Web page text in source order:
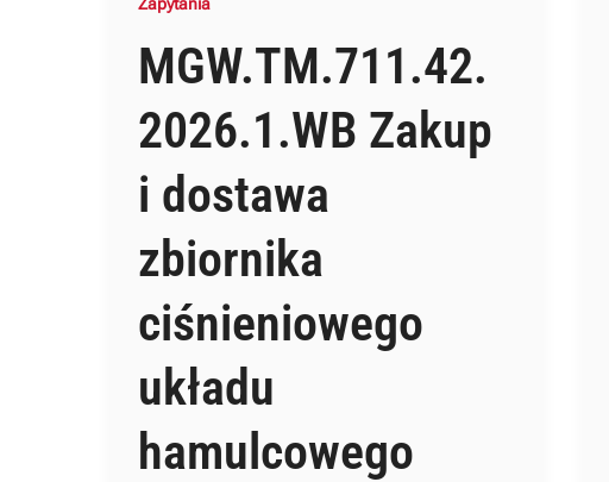
MGW.TM.711.42.
2026.1.WB Zakup
i dostawa
zbiornika
ciśnieniowego
układu
hamulcowego